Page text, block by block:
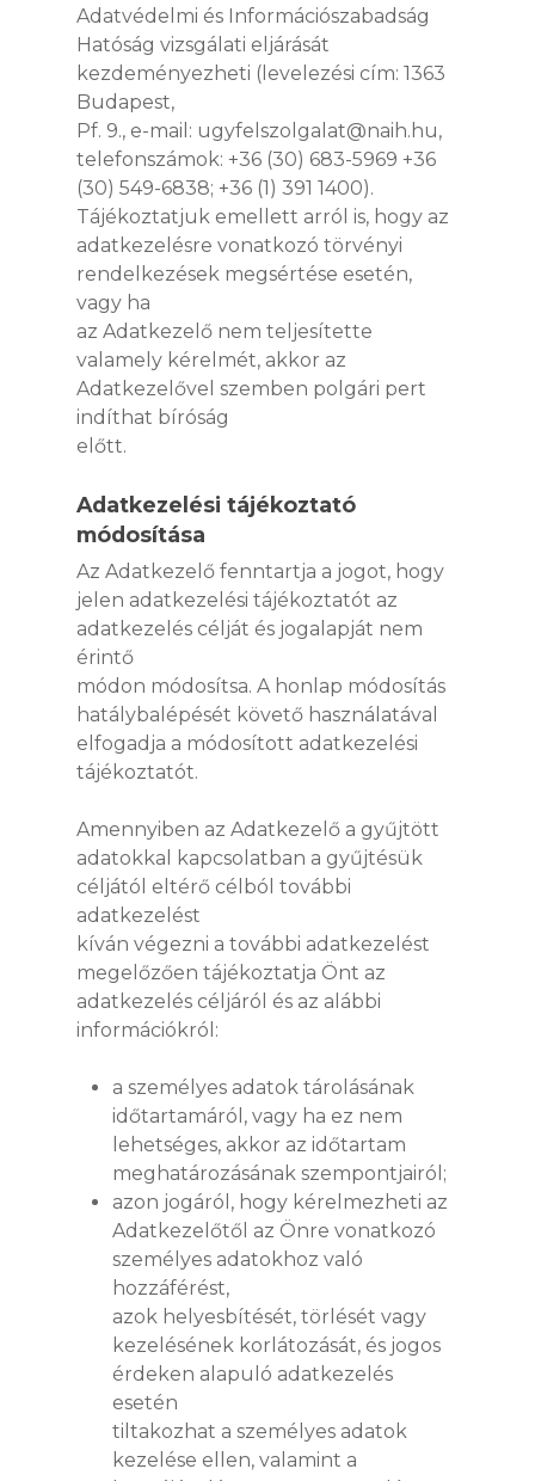
Adatvédelmi és Információszabadság
Hatóság vizsgálati eljárását
kezdeményezheti (levelezési cím: 1363
Budapest,
Pf. 9., e-mail: ugyfelszolgalat@naih.hu,
telefonszámok: +36 (30) 683-5969 +36
(30) 549-6838; +36 (1) 391 1400).
Tájékoztatjuk emellett arról is, hogy az
adatkezelésre vonatkozó törvényi
rendelkezések megsértése esetén,
vagy ha
az Adatkezelő nem teljesítette
valamely kérelmét, akkor az
Adatkezelővel szemben polgári pert
indíthat bíróság
előtt.
Adatkezelési tájékoztató
módosítása
Az Adatkezelő fenntartja a jogot, hogy
jelen adatkezelési tájékoztatót az
adatkezelés célját és jogalapját nem
érintő
módon módosítsa. A honlap módosítás
hatálybalépését követő használatával
elfogadja a módosított adatkezelési
tájékoztatót.
Amennyiben az Adatkezelő a gyűjtött
adatokkal kapcsolatban a gyűjtésük
céljától eltérő célból további
adatkezelést
kíván végezni a további adatkezelést
megelőzően tájékoztatja Önt az
adatkezelés céljáról és az alábbi
információkról:
a személyes adatok tárolásának
időtartamáról, vagy ha ez nem
lehetséges, akkor az időtartam
meghatározásának szempontjairól;
azon jogáról, hogy kérelmezheti az
Adatkezelőtől az Önre vonatkozó
személyes adatokhoz való
hozzáférést,
azok helyesbítését, törlését vagy
kezelésének korlátozását, és jogos
érdeken alapuló adatkezelés
esetén
tiltakozhat a személyes adatok
kezelése ellen, valamint a